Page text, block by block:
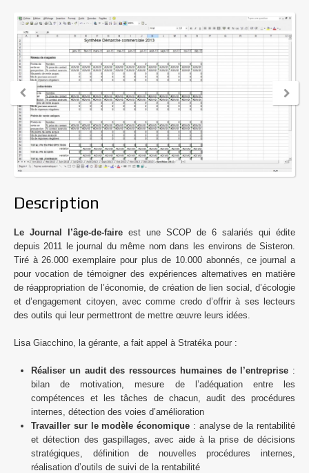
La poursuite de la rentabilité
Pérenniser ses valeurs
Choisir ou subir : la stratégie dans une PME
Soutien opérationnel
Conseil en stratégie & développement
Florent Bourlier
Mes valeurs : le conseil responsable
Straté-news
Description
Le Journal l’âge-de-faireest une SCOP de 6 salariés qui édite
depuis 2011 le journal du même nom dans les environs de Sisteron.
Tiré à 26.000 exemplaire pour plus de 10.000 abonnés, ce journal a
pour vocation de témoigner des expériences alternatives en matière
de réappropriation de l’économie, de création de lien social, d’écologie
et d’engagement citoyen, avec comme credo d’offrir à ses lecteurs
des outils qui leur permettront de mettre œuvre leurs idées.
Lisa Giacchino, la gérante, a fait appel à Stratéka pour :
Réaliser un audit des ressources humaines de l’entreprise :
bilan de motivation, mesure de l’adéquation entre les
compétences et les tâches de chacun, audit des procédures
internes, détection des voies d’amélioration
Travailler sur le modèle économique : analyse de la rentabilité
et détection des gaspillages, avec aide à la prise de décisions
stratégiques, définition de nouvelles procédures internes,
réalisation d’outils de suivi de la rentabilité